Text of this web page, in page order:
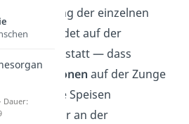
der einzelnen
findet auf der
Zunge statt — dass
auf der Zunge
du also süße Speisen
nur an der
Dauer: